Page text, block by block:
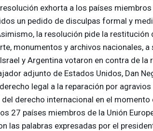
exhorta a los países
un pedido de disculpas formal y
la resolución pide la restitución
monumentos y archivos nacionales, a
y Argentina votaron en contra de la
adjunto de Estados Unidos, Dan
legal a la reparación por
derecho internacional en el momento
27 países miembros de la Unión
las palabras expresadas por el